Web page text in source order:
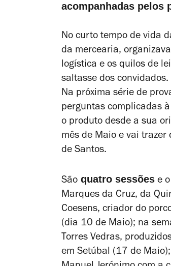
acompanhadas pelos
No curto tempo de vida
da mercearia,
logística e os quilos de
saltasse dos
Na próxima série de
perguntas complicadas
o produto desde a sua
mês de Maio e vai
de Santos.
São quatro sessões e
Marques da Cruz, da
Coesens, criador do
(dia 10 de Maio); na
Torres Vedras,
em Setúbal (17 de